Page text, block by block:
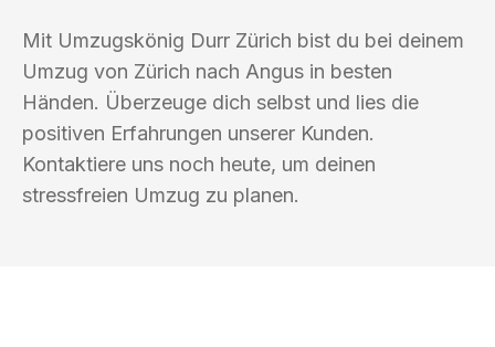
Mit Umzugskönig Durr Zürich bist du bei deinem
Umzug von Zürich nach Angus in besten
Händen. Überzeuge dich selbst und lies die
positiven Erfahrungen unserer Kunden.
Kontaktiere uns noch heute, um deinen
stressfreien Umzug zu planen.